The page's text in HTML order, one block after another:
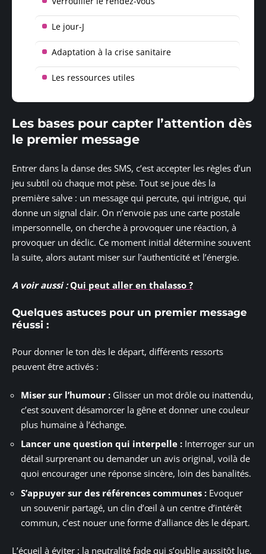
Le jour-J
Adaptation à la crise sanitaire
Les ressources utiles
Les bases pour capter l’attention dès
le premier message
Entrer dans la danse des SMS, c’est accepter les règles d’un
jeu subtil où chaque mot pèse. Tout se joue dès la
première salve : un message qui percute, qui intrigue, qui
donne un signal clair. On n’envoie pas une carte postale
impersonnelle, on cherche à provoquer une réaction, à
provoquer un déclic. Ce moment initial détermine souvent
la suite, alors autant miser sur l’authenticité et l’énergie.
A voir aussi : Qui peut aller en thalasso ?
Quelques astuces pour un premier message
réussi :
Pour donner le ton dès le départ, différents ressorts
peuvent être activés :
Miser sur l’humour : Glisser un mot drôle ou inattendu,
c’est souvent désamorcer la gêne et donner une couleur
plus humaine à l’échange.
Lancer une question qui interpelle : Interroger sur un
détail surprenant ou demander un avis original, voilà de
quoi encourager une réponse sincère, loin des banalités.
S’appuyer sur des références communes : Evoquer
un souvenir partagé, un clin d’œil à un centre d’intérêt
commun, c’est nouer une forme d’alliance dès le départ.
L’écueil à éviter : la neutralité fade qui s’oublie aussitôt lue.